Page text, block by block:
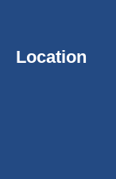
Location